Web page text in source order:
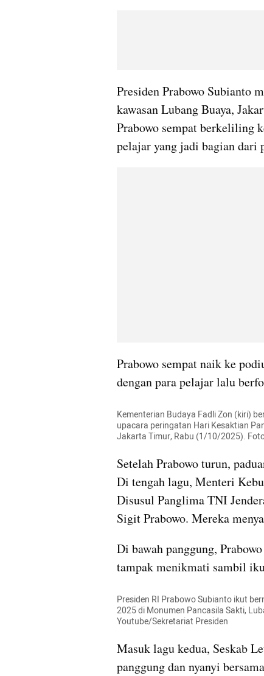
Presiden Prabowo Subianto
kawasan Lubang Buaya,
Prabowo sempat berkeliling
pelajar yang jadi bagian dari
Prabowo sempat naik ke
dengan para pelajar lalu
Kementerian Budaya Fadli Zon (kiri)
upacara peringatan Hari Kesaktian
Jakarta Timur, Rabu (1/10/2025).
Setelah Prabowo turun,
Di tengah lagu, Menteri
Disusul Panglima TNI
Sigit Prabowo. Mereka
Di bawah panggung,
tampak menikmati sambil
Presiden RI Prabowo Subianto ikut
2025 di Monumen Pancasila Sakti,
Youtube/Sekretariat Presiden
Masuk lagu kedua, Seskab
panggung dan nyanyi